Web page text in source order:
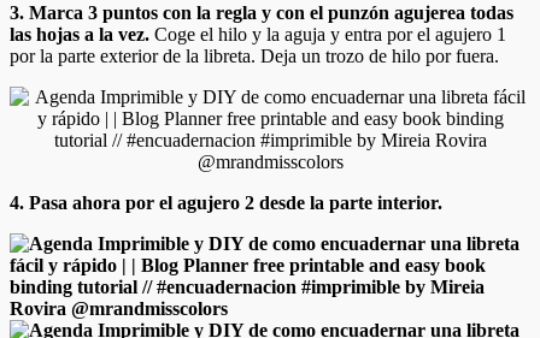
3. Marca 3 puntos con la regla y con el punzón agujerea todas
las hojas a la vez. Coge el hilo y la aguja y entra por el agujero 1
por la parte exterior de la libreta. Deja un trozo de hilo por fuera.
4. Pasa ahora por el agujero 2 desde la parte interior.